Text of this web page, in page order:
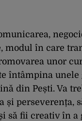
modul în care
unor
întâmpina unele
din Pești. Va
și perseverența,
să fii creativ în a